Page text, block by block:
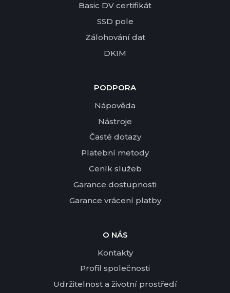
Basic DV certifikát
SSD pole
Zálohování dat
DKIM
PODPORA
Nápověda
Nástroje
Časté dotazy
Platební metody
Ceník služeb
Garance dostupnosti
Garance vrácení platby
O NÁS
Kontakty
Profil společnosti
Udržitelnost a životní prostředí